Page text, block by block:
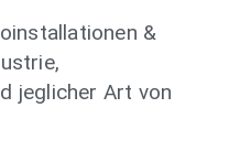
&
jeglicher Art von